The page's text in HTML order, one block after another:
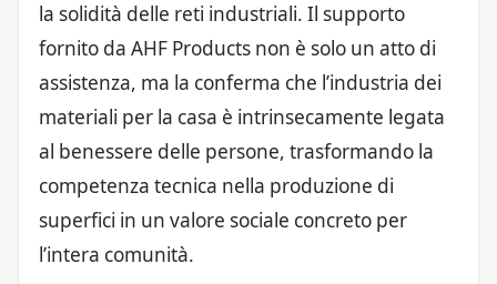
la solidità delle reti industriali. Il supporto
fornito da AHF Products non è solo un atto di
assistenza, ma la conferma che l’industria dei
materiali per la casa è intrinsecamente legata
al benessere delle persone, trasformando la
competenza tecnica nella produzione di
superfici in un valore sociale concreto per
l’intera comunità.